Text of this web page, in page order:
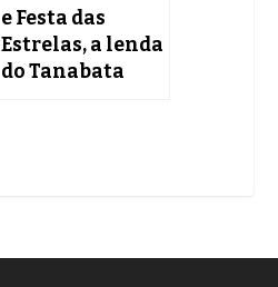
e Festa das
Estrelas, a lenda
do Tanabata